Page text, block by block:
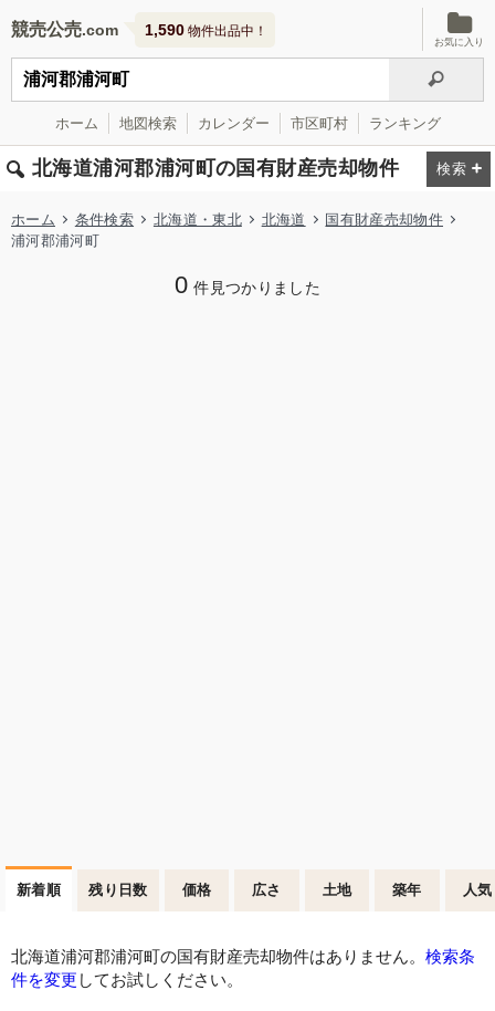
競売公売 1,590 物件出品中！
お気に入り
ホーム 地図検索 カレンダー 市区町村 ランキング
北海道浦河郡浦河町の国有財産売却物件
ホーム 条件検索 北海道・東北 北海道
国有財産売却物件
浦河郡浦河町
0 件見つかりました
新着順 残り日数 価格 広さ 土地 築年 人気
北海道浦河郡浦河町の国有財産売却物件はありません。 検索条
件を変更 してお試しください。